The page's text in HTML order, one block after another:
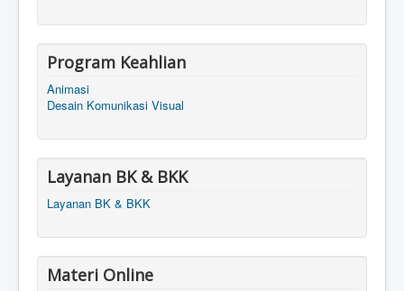
Program Keahlian
Animasi
Desain Komunikasi Visual
Layanan BK & BKK
Layanan BK & BKK
Materi Online